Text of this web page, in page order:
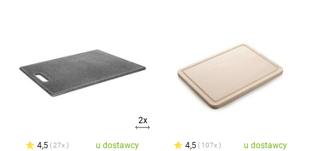
2x
4,5 27x u dostawcy 4,5 107x u dostawcy